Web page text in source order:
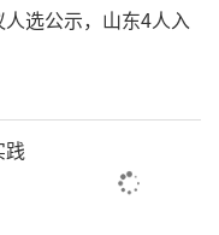
次体育大课间活
1小时，着力打
分放松身心、
选公示，山东4人入
践